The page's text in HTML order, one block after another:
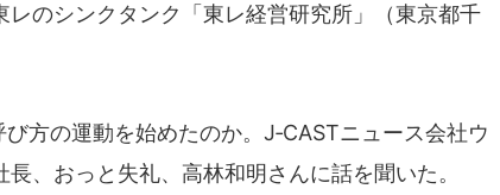
レのシンクタンク「東レ経営研究所」（東京都千
方の運動を始めたのか。J‐CASTニュース会社ウ
、おっと失礼、高林和明さんに話を聞いた。